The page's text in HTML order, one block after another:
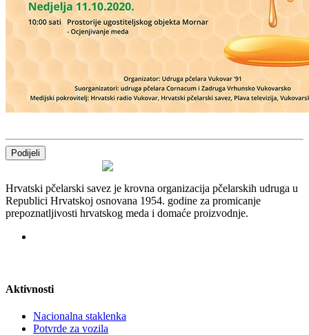
Podijeli
Hrvatski pčelarski savez je krovna organizacija pčelarskih udruga u
Republici Hrvatskoj osnovana 1954. godine za promicanje
prepoznatljivosti hrvatskog meda i domaće proizvodnje.
Aktivnosti
Nacionalna staklenka
Potvrde za vozila